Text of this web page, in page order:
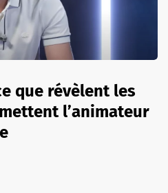
que révèlent les
l’animateur